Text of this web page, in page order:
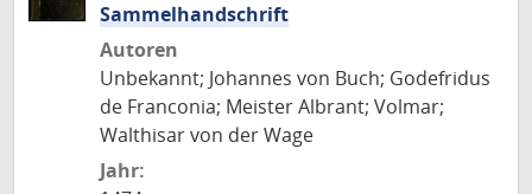
Sammelhandschrift
Autoren
Unbekannt; Johannes von Buch; Godefridus
de Franconia; Meister Albrant; Volmar;
Walthisar von der Wage
Jahr: